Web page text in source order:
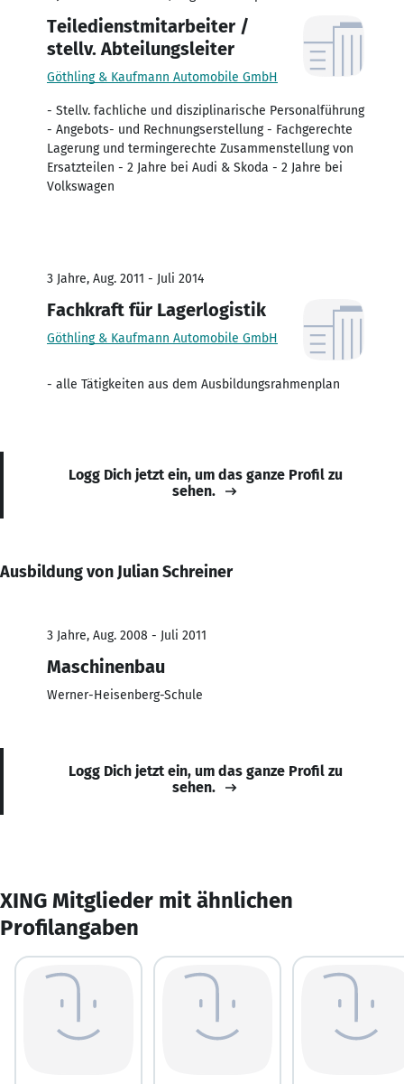
Teiledienstmitarbeiter /
stellv. Abteilungsleiter
Göthling & Kaufmann Automobile GmbH
- Stellv. fachliche und disziplinarische Personalführung
- Angebots- und Rechnungserstellung - Fachgerechte
Lagerung und termingerechte Zusammenstellung von
Ersatzteilen - 2 Jahre bei Audi & Skoda - 2 Jahre bei
Volkswagen
3 Jahre, Aug. 2011 - Juli 2014
Fachkraft für Lagerlogistik
Göthling & Kaufmann Automobile GmbH
- alle Tätigkeiten aus dem Ausbildungsrahmenplan
Logg Dich jetzt ein, um das ganze Profil zu
sehen.
Ausbildung von Julian Schreiner
3 Jahre, Aug. 2008 - Juli 2011
Maschinenbau
Werner-Heisenberg-Schule
Logg Dich jetzt ein, um das ganze Profil zu
sehen.
XING Mitglieder mit ähnlichen
Profilangaben